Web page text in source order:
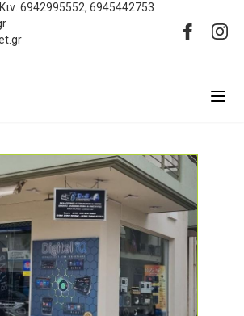
Κιν. 6942995552, 6945442753